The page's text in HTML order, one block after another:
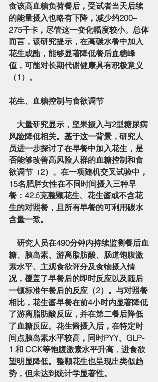
食该高血糖负荷餐后，受试者当天后续
的能量摄入也略有下降，减少约200–
275千卡 ，尽管这一变化幅度较小。总体
而言，该研究提示，在高碳水餐中加入
花生或醋，能够显著降低餐后血糖峰
值，可能对长期代谢健康具有积极意义
（1）。
花生、血糖控制与食欲调节
大量研究显示，坚果摄入与2型糖尿病
风险降低相关。基于这一背景，研究人
员进一步探讨了在早餐中加入花生，是
否能够改善高风险人群的血糖控制和食
欲调节（2）。在一项随机交叉试验中，
15名肥胖女性在不同时间摄入三种早
餐： 42.5克整颗花生、 花生酱或不含花
生的对照餐 ，且所有早餐的可利用碳水
含量一致。
研究人员在490分钟内持续监测餐后血
糖、胰岛素、游离脂肪酸、肠道饱腹激
素水平、主观食欲评分及食物摄入情
况，覆盖了早餐后的即时反应以及随后
一顿标准午餐后的反应（2）。与对照餐
相比，花生酱早餐在前4小时内显著降低
了游离脂肪酸反应，并在第二餐后降低
了血糖反应。花生酱摄入后，在特定时
间点胰岛素水平较高，同时PYY、GLP-
1 和 CCK等饱腹激素水平升高，进食欲
望明显降低。整颗花生也呈现出类似趋
势，但未达到统计学显著性。